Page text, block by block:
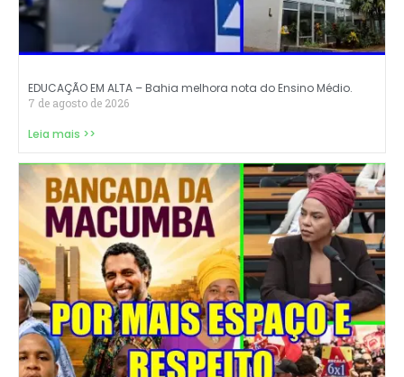
EDUCAÇÃO EM ALTA – Bahia melhora nota do Ensino Médio.
7 de agosto de 2026
Leia mais >>